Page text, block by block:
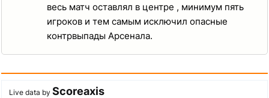
весь матч оставлял в центре , минимум пять
игроков и тем самым исключил опасные
контрвыпады Арсенала.
Live data by Scoreaxis